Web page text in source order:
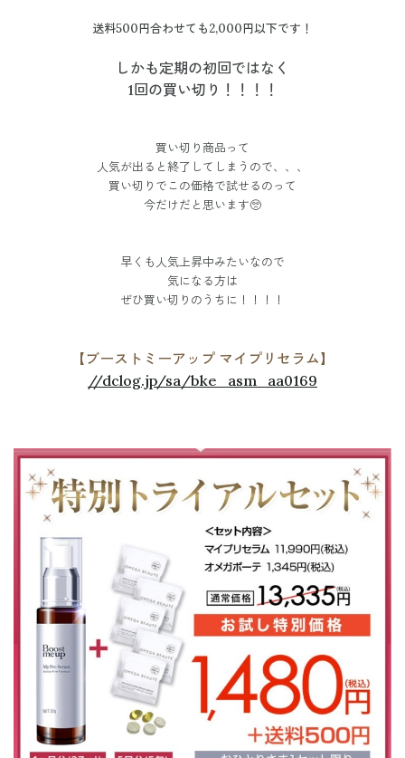
送料500円合わせても2,000円以下です！
しかも定期の初回ではなく
1回の買い切り！！！！
買い切り商品って
人気が出ると終了してしまうので、、、
買い切りでこの価格で試せるのって
今だけだと思います🥺
早くも人気上昇中みたいなので
気になる方は
ぜひ買い切りのうちに！！！！
【ブーストミーアップ マイプリセラム】
//dclog.jp/sa/bke_asm_aa0169